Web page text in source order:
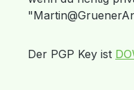
Der PGP Key ist